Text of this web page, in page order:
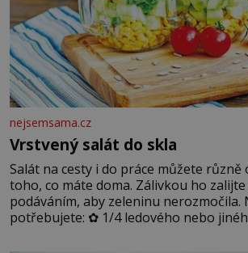
nejsemsama.cz
Vrstvený salát do skla
Salát na cesty i do práce můžete
toho, co máte doma. Zálivkou ho
podáváním, aby zeleninu nerozmočila.
potřebujete: ✿ 1/4 ledového nebo